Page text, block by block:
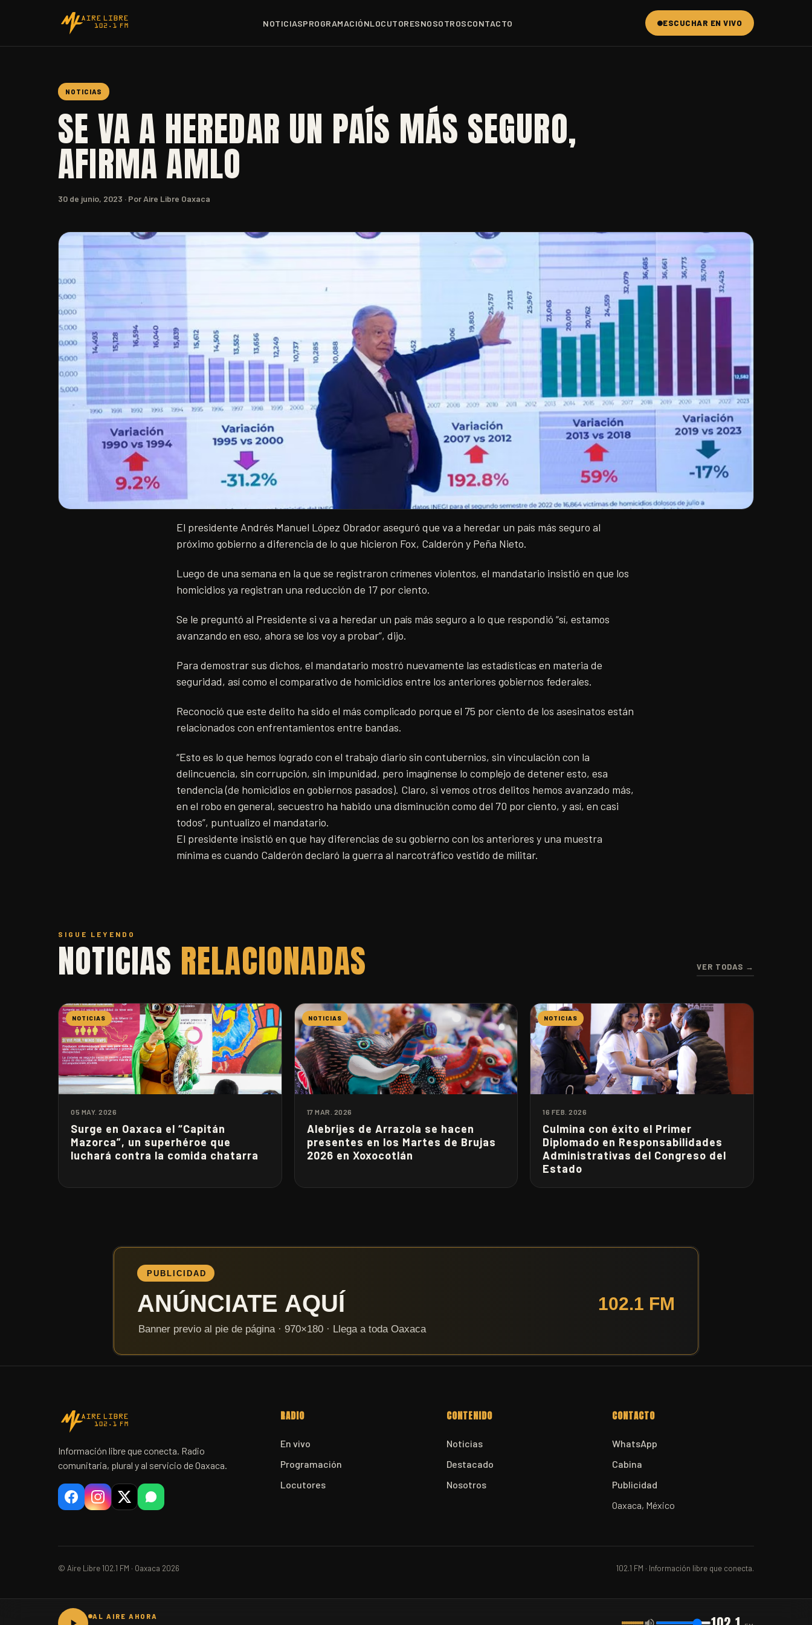
NOTICIASPROGRAMACIÓNLOCUTORESNOSOTROSCONTACTO ESCUCHAR EN VIVO
NOTICIAS
SE VA A HEREDAR UN PAÍS MÁS SEGURO,
AFIRMA AMLO
30 de junio, 2023 · Por Aire Libre Oaxaca
El presidente Andrés Manuel López Obrador aseguró que va a heredar un país más seguro al
próximo gobierno a diferencia de lo que hicieron Fox, Calderón y Peña Nieto.
Luego de una semana en la que se registraron crímenes violentos, el mandatario insistió en que los
homicidios ya registran una reducción de 17 por ciento.
Se le preguntó al Presidente si va a heredar un país más seguro a lo que respondió “sí, estamos
avanzando en eso, ahora se los voy a probar”, dijo.
Para demostrar sus dichos, el mandatario mostró nuevamente las estadísticas en materia de
seguridad, así como el comparativo de homicidios entre los anteriores gobiernos federales.
Reconoció que este delito ha sido el más complicado porque el 75 por ciento de los asesinatos están
relacionados con enfrentamientos entre bandas.
“Esto es lo que hemos logrado con el trabajo diario sin contubernios, sin vinculación con la
delincuencia, sin corrupción, sin impunidad, pero imagínense lo complejo de detener esto, esa
tendencia (de homicidios en gobiernos pasados). Claro, si vemos otros delitos hemos avanzado más,
en el robo en general, secuestro ha habido una disminución como del 70 por ciento, y así, en casi
todos”, puntualizo el mandatario.
El presidente insistió en que hay diferencias de su gobierno con los anteriores y una muestra
mínima es cuando Calderón declaró la guerra al narcotráfico vestido de militar.
SIGUE LEYENDO
NOTICIAS RELACIONADAS VER TODAS →
NOTICIAS
05 MAY. 2026
Surge en Oaxaca el “Capitán
Mazorca”, un superhéroe que
luchará contra la comida chatarra
NOTICIAS
17 MAR. 2026
Alebrijes de Arrazola se hacen
presentes en los Martes de Brujas
2026 en Xoxocotlán
NOTICIAS
16 FEB. 2026
Culmina con éxito el Primer
Diplomado en Responsabilidades
Administrativas del Congreso del
Estado
Información libre que conecta. Radio
comunitaria, plural y al servicio de Oaxaca.
RADIO
En vivo
Programación
Locutores
CONTENIDO
Noticias
Destacado
Nosotros
CONTACTO
WhatsApp
Cabina
Publicidad
Oaxaca, México
© Aire Libre 102.1 FM · Oaxaca 2026 102.1 FM · Información libre que conecta.
AL AIRE AHORA